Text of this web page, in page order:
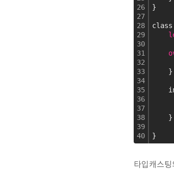
26
27
28
29
30
31
32
33
34
35
36
37
38
39
40
}
class
}
}
}
타입캐스